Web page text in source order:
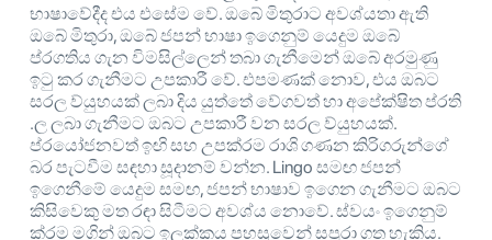
භාෂාවේදීද එය එසේම වේ. ඔබේ මිතුරාට අවශ්යතා ඇති
ඔබේ මිතුරා, ඔබේ ජපන් භාෂා ඉගෙනුම් යෙදුම ඔබේ
ප්රගතිය ගැන විමසිල්ලෙන් තබා ගැනීමෙන් ඔබේ අරමුණු
ඉටු කර ගැනීමට උපකාරී වේ. එපමණක් නොව, එය ඔබට
සරල ව්යුහයක් ලබා දිය යුත්තේ වේගවත් හා අපේක්ෂිත ප්රති
.ල ලබා ගැනීමට ඔබට උපකාරී වන සරල ව්යුහයක්.
ප්රයෝජනවත් ඉඟි සහ උපක්රම රාශි ගණන කිරිගරුන්ගේ
බර පැටවීම සඳහා සූදානම් වන්න. Lingo සමඟ ජපන්
ඉගෙනීමේ යෙදුම සමඟ, ජපන් භාෂාව ඉගෙන ගැනීමට ඔබට
කිසිවෙකු මත රඳා සිටීමට අවශ්ය නොවේ. ස්වයං ඉගෙනුම්
ක්රම මගින් ඔබට ඉලක්කය පහසුවෙන් සපුරා ගත හැකිය.